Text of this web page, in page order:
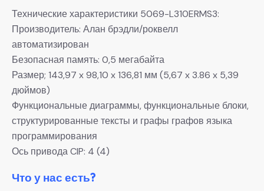
Технические характеристики 5069-L310ERMS3:
Производитель: Алан брэдли/роквелл
автоматизирован
Безопасная память: 0,5 мегабайта
Размер; 143,97 x 98,10 x 136,81 мм (5,67 x 3.86 x 5,39
дюймов)
Функциональные диаграммы, функциональные блоки,
структурированные тексты и графы графов языка
программирования
Ось привода CIP: 4 (4)
Что у нас есть?